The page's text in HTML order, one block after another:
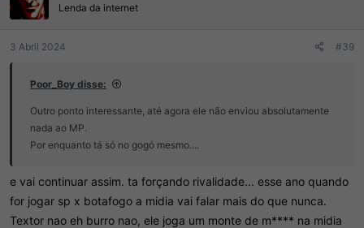
e
s
Lenda da internet
3 Abril 2024 #39
Poor_Boy disse:
Outro ponto interessante, até agora ele não enviou absolutamente
nada ao MP.
Por enquanto tá só no gogó mesmo....
e vai continuar assim. ta forçando rivalidade... esse ano quando
for jogar sp x botafogo a midia vai falar mais do que nunca.
Textor nao eh burro nao, ele joga um monte de m**** na midia